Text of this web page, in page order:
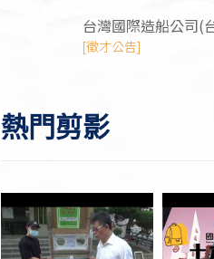
台灣國際造船公司(
招募活動，需求工
類人才
[徵才公告]
熱門剪影